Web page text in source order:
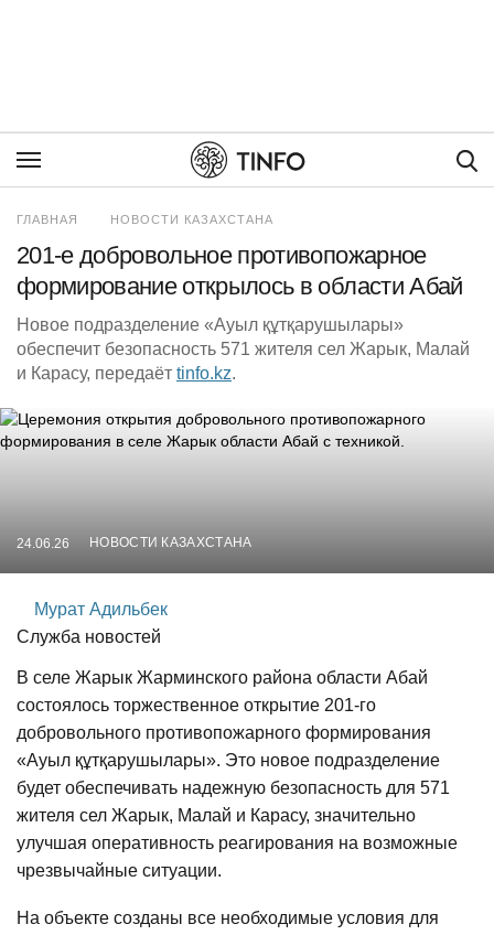
ГЛАВНАЯ НОВОСТИ КАЗАХСТАНА
201-е добровольное противопожарное
формирование открылось в области Абай
Новое подразделение «Ауыл құтқарушылары»
обеспечит безопасность 571 жителя сел Жарык, Малай
и Карасу, передаёт tinfo.kz.
24.06.26 НОВОСТИ КАЗАХСТАНА
Мурат Адильбек
Служба новостей
В селе Жарык Жарминского района области Абай
состоялось торжественное открытие 201-го
добровольного противопожарного формирования
«Ауыл құтқарушылары». Это новое подразделение
будет обеспечивать надежную безопасность для 571
жителя сел Жарык, Малай и Карасу, значительно
улучшая оперативность реагирования на возможные
чрезвычайные ситуации.
На объекте созданы все необходимые условия для